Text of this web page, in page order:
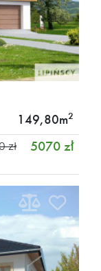
149,80m2
5070 zł
zł